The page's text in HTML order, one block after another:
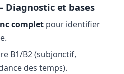
Diagnostic et bases
complet pour identifier
B1/B2 (subjonctif,
des temps).